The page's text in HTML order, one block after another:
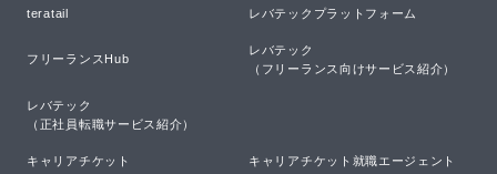
teratail レバテックプラットフォーム
フリーランスHub
レバテック
（フリーランス向けサービス紹介）
レバテック
（正社員転職サービス紹介）
キャリアチケット キャリアチケット就職エージェント